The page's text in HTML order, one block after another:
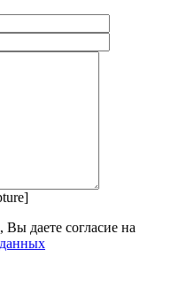
даете согласие на